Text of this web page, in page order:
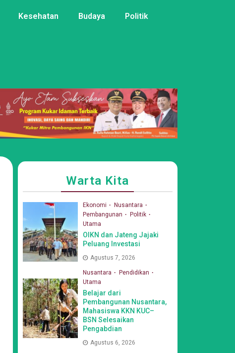
Kesehatan Budaya Politik
Warta Kita
Ekonomi
Nusantara
Pembangunan
Politik
Utama
OIKN dan Jateng Jajaki
Peluang Investasi
Agustus 7, 2026
Nusantara
Pendidikan
Utama
Belajar dari
Pembangunan Nusantara,
Mahasiswa KKN KUC–
BSN Selesaikan
Pengabdian
Agustus 6, 2026